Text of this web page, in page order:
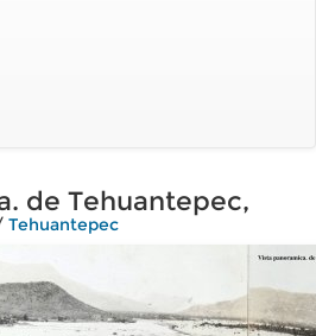
de Tehuantepec,
Tehuantepec